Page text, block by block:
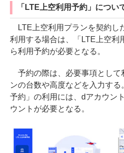
「LTE上空利用予約」につい
LTE上空利用プランを契約し
利用する場合は、「LTE上空利
ら利用予約が必要となる。
予約の際は、必要事項として
ンの台数や高度などを入力する
予約」の利用には、dアカウン
ウントが必要となる。